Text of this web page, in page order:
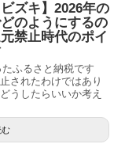
ズキ】2026年の
のようにするの
禁止時代のポイ
ふるさと納税です
されたわけではあり
うしたらいいか考え